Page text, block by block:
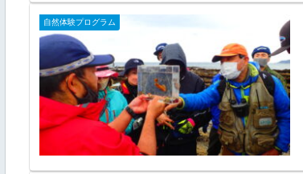
自然体験プログラム